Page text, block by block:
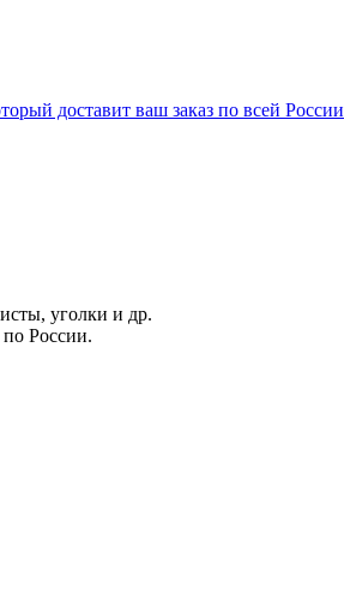
доставит ваш заказ по всей России
уголки и др.
России.